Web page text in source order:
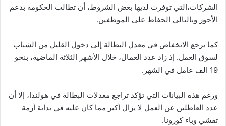
الشركات،التي توفرت لديها بعض الشروط، أن تطالب الحكومة بدعم
الأجور وبالتالي الحفاظ على الموظفين.
كما يرجع الانخفاض في معدل البطالة إلى دخول القليل من الشباب
لسوق العمل. إذ زاد عدد العمال، خلال الأشهر الثلاثة الماضية، بنحو
19 الف عامل في الشهر.
ورغم هذه البيانات التي تؤكد تراجع معدلات البطالة في هولندا، إلا أن
عدد العاطلين عن العمل لا يزال أكبر مما كان عليه في بداية أزمة
تفشي وباء كورونا.